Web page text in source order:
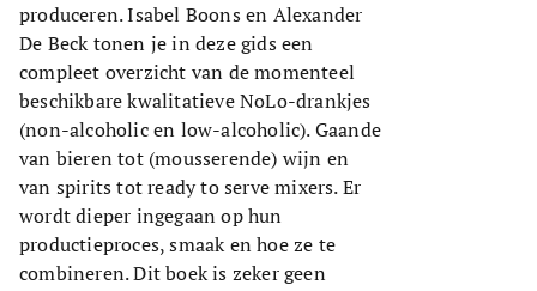
produceren. Isabel Boons en Alexander
De Beck tonen je in deze gids een
compleet overzicht van de momenteel
beschikbare kwalitatieve NoLo-drankjes
(non-alcoholic en low-alcoholic). Gaande
van bieren tot (mousserende) wijn en
van spirits tot ready to serve mixers. Er
wordt dieper ingegaan op hun
productieproces, smaak en hoe ze te
combineren. Dit boek is zeker geen